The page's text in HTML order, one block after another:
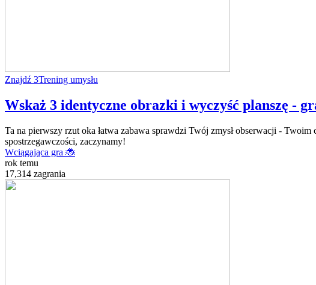
Znajdź 3Trening umysłu
Wskaż 3 identyczne obrazki i wyczyść planszę -
Ta na pierwszy rzut oka łatwa zabawa sprawdzi Twój zmysł obserwacji -
spostrzegawczości, zaczynamy!
Wciągająca gra 🐞
rok temu
17,314 zagrania